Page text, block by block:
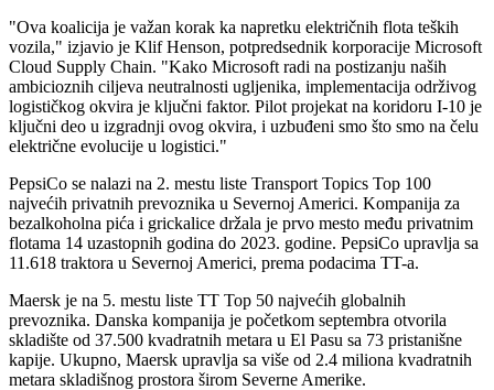
"Ova koalicija je važan korak ka napretku električnih flota teških
vozila," izjavio je Klif Henson, potpredsednik korporacije Microsoft
Cloud Supply Chain. "Kako Microsoft radi na postizanju naših
ambicioznih ciljeva neutralnosti ugljenika, implementacija održivog
logističkog okvira je ključni faktor. Pilot projekat na koridoru I-10 je
ključni deo u izgradnji ovog okvira, i uzbuđeni smo što smo na čelu
električne evolucije u logistici."
PepsiCo se nalazi na 2. mestu liste Transport Topics Top 100
najvećih privatnih prevoznika u Severnoj Americi. Kompanija za
bezalkoholna pića i grickalice držala je prvo mesto među privatnim
flotama 14 uzastopnih godina do 2023. godine. PepsiCo upravlja sa
11.618 traktora u Severnoj Americi, prema podacima TT-a.
Maersk je na 5. mestu liste TT Top 50 najvećih globalnih
prevoznika. Danska kompanija je početkom septembra otvorila
skladište od 37.500 kvadratnih metara u El Pasu sa 73 pristanišne
kapije. Ukupno, Maersk upravlja sa više od 2.4 miliona kvadratnih
metara skladišnog prostora širom Severne Amerike.